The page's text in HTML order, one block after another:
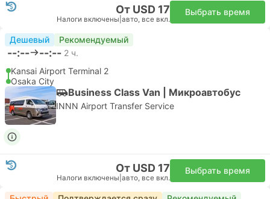
От USD 30
Налоги включены |за взрослого
Выбрать время
Рекомендуемый
--:-- --:-- 50 м.
Кансай Аэропорт ЖД Станция
Осака
Japan Railways West
От USD 36
Налоги включены |за взрослого
Выбрать время